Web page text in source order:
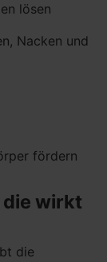
lösen
Nacken und
fördern
die wirkt
die